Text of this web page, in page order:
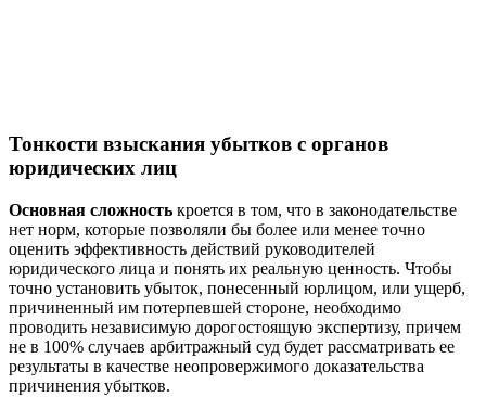
Тонкости взыскания убытков с органов
юридических лиц
Основная сложность кроется в том, что в законодательстве
нет норм, которые позволяли бы более или менее точно
оценить эффективность действий руководителей
юридического лица и понять их реальную ценность. Чтобы
точно установить убыток, понесенный юрлицом, или ущерб,
причиненный им потерпевшей стороне, необходимо
проводить независимую дорогостоящую экспертизу, причем
не в 100% случаев арбитражный суд будет рассматривать ее
результаты в качестве неопровержимого доказательства
причинения убытков.